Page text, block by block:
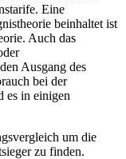
Eine
beinhaltet ist
Auch das
Ausgang des
bei der
es in einigen
um die
zu finden.